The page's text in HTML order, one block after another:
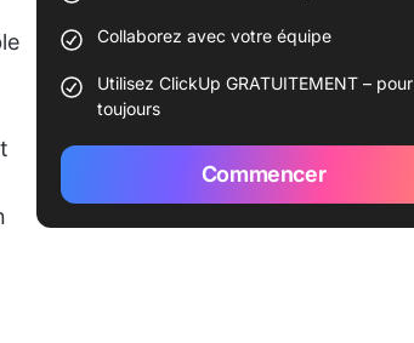
Collaborez avec votre équipe
Utilisez ClickUp GRATUITEMENT – pour
toujours
Commencer